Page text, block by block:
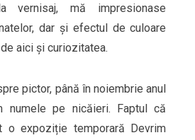
vernisaj, mă impresionase
dar și efectul de culoare
aici și curiozitatea.
pictor, până în noiembrie anul
numele pe nicăieri. Faptul că
o expoziție temporară Devrim